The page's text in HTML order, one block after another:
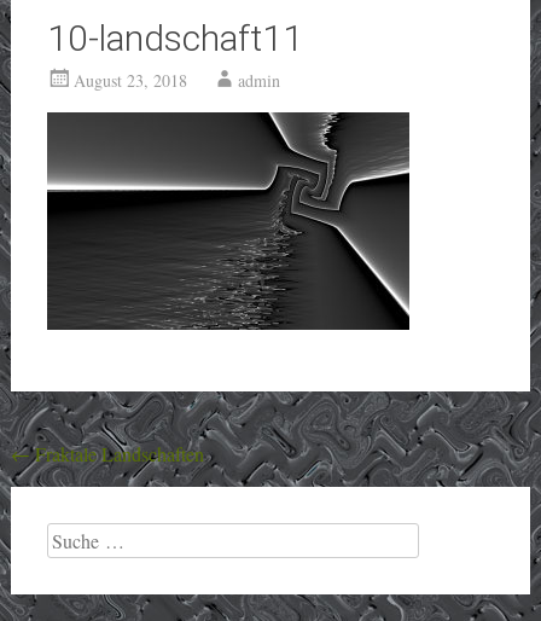
10-landschaft11
August 23, 2018 admin
Beitragsnavigation
←Fraktale Landschaften
Suche
nach: